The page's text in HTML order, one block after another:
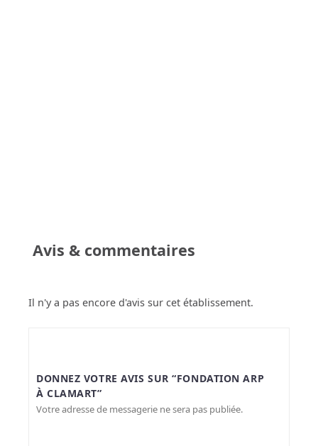
Avis & commentaires
Il n'y a pas encore d'avis sur cet établissement.
DONNEZ VOTRE AVIS SUR “FONDATION ARP
À CLAMART”
Votre adresse de messagerie ne sera pas publiée.